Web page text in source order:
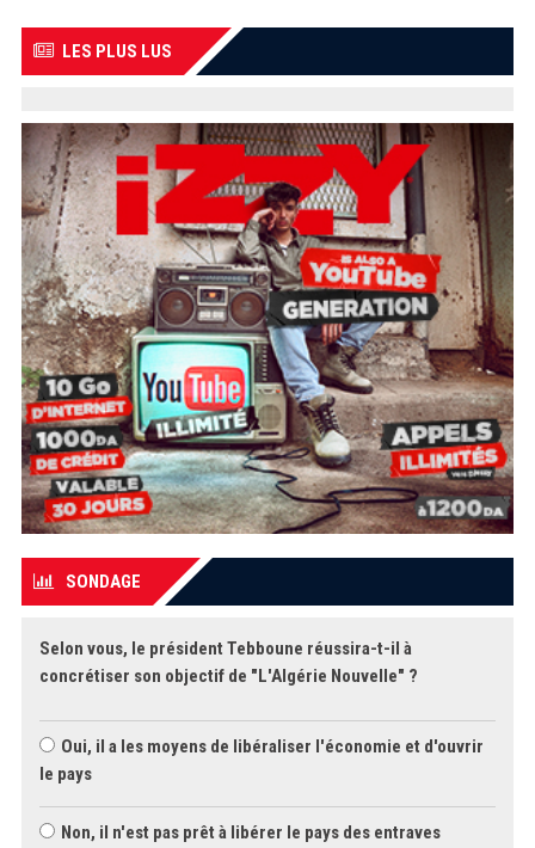
LES PLUS LUS
SONDAGE
Selon vous, le président Tebboune réussira-t-il à
concrétiser son objectif de "L'Algérie Nouvelle" ?
Oui, il a les moyens de libéraliser l'économie et d'ouvrir
le pays
Non, il n'est pas prêt à libérer le pays des entraves